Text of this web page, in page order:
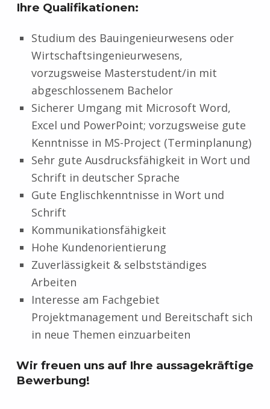
Ihre Qualifikationen:
Studium des Bauingenieurwesens oder
Wirtschaftsingenieurwesens,
vorzugsweise Masterstudent/in mit
abgeschlossenem Bachelor
Sicherer Umgang mit Microsoft Word,
Excel und PowerPoint; vorzugsweise gute
Kenntnisse in MS-Project (Terminplanung)
Sehr gute Ausdrucksfähigkeit in Wort und
Schrift in deutscher Sprache
Gute Englischkenntnisse in Wort und
Schrift
Kommunikationsfähigkeit
Hohe Kundenorientierung
Zuverlässigkeit & selbstständiges
Arbeiten
Interesse am Fachgebiet
Projektmanagement und Bereitschaft sich
in neue Themen einzuarbeiten
Wir freuen uns auf Ihre aussagekräftige
Bewerbung!
Zurück zur Hauptnavigation springen